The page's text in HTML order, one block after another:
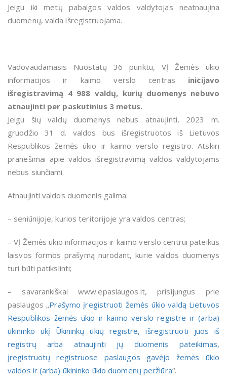
Jeigu iki metų pabaigos valdos valdytojas neatnaujina
duomenų, valda išregistruojama.
Vadovaudamasis Nuostatų 36 punktu, VĮ Žemės ūkio
informacijos ir kaimo verslo centras inicijavo
išregistravimą 4 988 valdų, kurių duomenys nebuvo
atnaujinti per paskutinius 3 metus.
Jeigu šių valdų duomenys nebus atnaujinti, 2023 m.
gruodžio 31 d. valdos bus išregistruotos iš Lietuvos
Respublikos žemės ūkio ir kaimo verslo registro. Atskiri
pranešimai apie valdos išregistravimą valdos valdytojams
nebus siunčiami.
Atnaujinti valdos duomenis galima:
– seniūnijoje, kurios teritorijoje yra valdos centras;
– VĮ Žemės ūkio informacijos ir kaimo verslo centrui pateikus
laisvos formos prašymą nurodant, kurie valdos duomenys
turi būti patikslinti;
– savarankiškai www.epaslaugos.lt, prisijungus prie
paslaugos „Prašymo įregistruoti žemės ūkio valdą Lietuvos
Respublikos žemės ūkio ir kaimo verslo registre ir (arba)
ūkininko ūkį Ūkininkų ūkių registre, išregistruoti juos iš
registrų arba atnaujinti jų duomenis pateikimas,
įregistruotų registruose paslaugos gavėjo žemės ūkio
valdos ir (arba) ūkininko ūkio duomenų peržiūra“.